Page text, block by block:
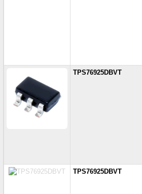
TPS76925DBVT
TPS76925DBVT